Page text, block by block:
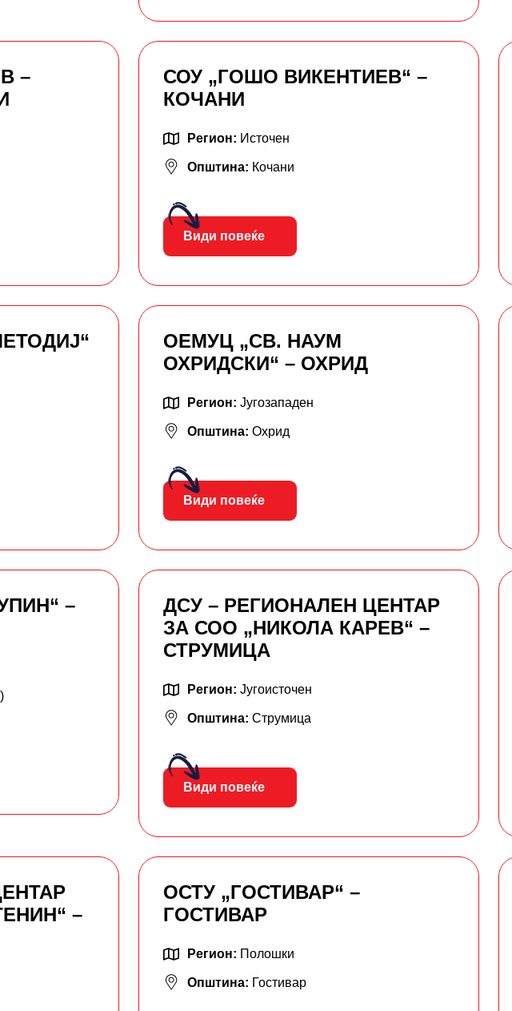
–
СОУ „ГОШО ВИКЕНТИЕВ“ –
КОЧАНИ
Регион: Источен
Општина: Кочани
Види повеќе
ОЕМУЦ „СВ. НАУМ
ОХРИДСКИ“ – ОХРИД
Регион:Југозападен
Општина:Охрид
Види повеќе
–
ДСУ – РЕГИОНАЛЕН ЦЕНТАР
ЗА СОО „НИКОЛА КАРЕВ“ –
СТРУМИЦА
Регион:Југоисточен
Општина:Струмица
Види повеќе
–
ОСТУ „ГОСТИВАР“ –
ГОСТИВАР
Регион: Полошки
Општина: Гостивар